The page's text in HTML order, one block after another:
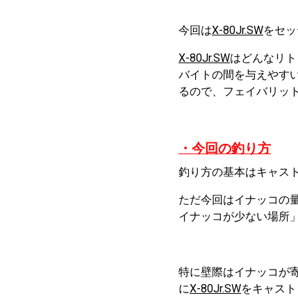
今回はX-80Jr.SWをセ
X-80Jr.SWはどんなリ
バイトの間を与えやす
るので、フェイバリッ
・今回の釣り方
釣り方の基本はキャス
ただ今回はイナッコの
イナッコが少ない場所
特に壁際はイナッコが
にX-80Jr.SWをキャスト